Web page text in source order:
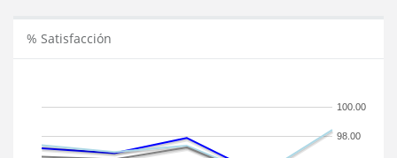
% Satisfacción
98.00
100.00